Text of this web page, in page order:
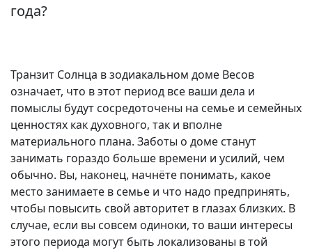
года?
Транзит Солнца в зодиакальном доме Весов
означает, что в этот период все ваши дела и
помыслы будут сосредоточены на семье и семейных
ценностях как духовного, так и вполне
материального плана. Заботы о доме станут
занимать гораздо больше времени и усилий, чем
обычно. Вы, наконец, начнёте понимать, какое
место занимаете в семье и что надо предпринять,
чтобы повысить свой авторитет в глазах близких. В
случае, если вы совсем одиноки, то ваши интересы
этого периода могут быть локализованы в той